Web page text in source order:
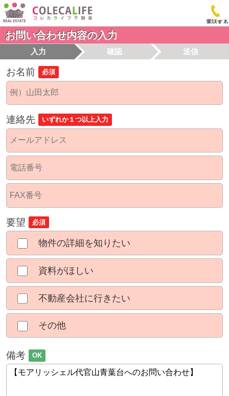
電話する
お問い合わせ内容の入力
入力 確認 送信
お名前 必須
連絡先 いずれか１つ以上入力
要望 必須
物件の詳細を知りたい
資料がほしい
不動産会社に行きたい
その他
備考 OK